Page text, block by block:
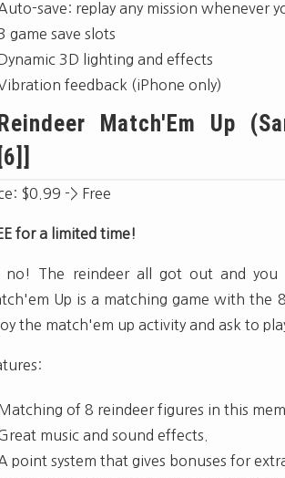
save: replay any mission whenever
game save slots
Dynamic 3D lighting and effects
feedback (iPhone only)
Reindeer Match'Em Up
[6]]
$0.99 -> Free
for a limited time!
no! The reindeer all got out and
Up is a matching game with the
the match'em up activity and ask to
Matching of 8 reindeer figures in this
music and sound effects.
point system that gives bonuses for